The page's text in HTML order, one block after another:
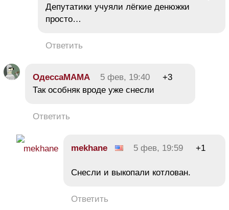
Депутатики учуяли лёгкие денюжки
просто…
Ответить
ОдессаМАМА 5 фев, 19:40
+3
Так особняк вроде уже снесли
Ответить
mekhane 5 фев, 19:59 +1
Снесли и выкопали котлован.
Ответить